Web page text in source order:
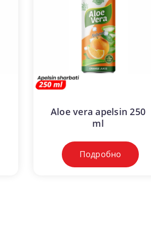
Aloe vera apelsin 250
ml
Подробно